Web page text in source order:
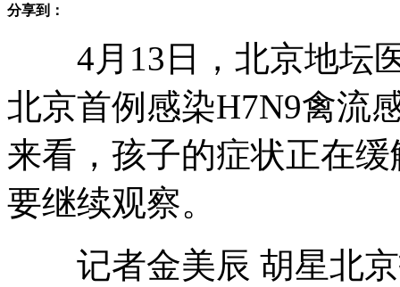
<寒战>金像9奖 梁家辉再夺帝
日本外相防卫相视察“爱国者-3”部队
分享到：
4月13日，北京地坛医
北京首例感染H7N9禽流
来看，孩子的症状正在
要继续观察。
记者金美辰 胡星北京